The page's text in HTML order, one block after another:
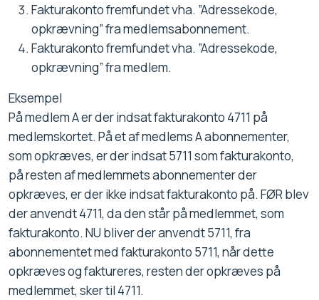
Fakturakonto fremfundet vha. ”Adressekode,
opkrævning” fra medlemsabonnement.
Fakturakonto fremfundet vha. ”Adressekode,
opkrævning” fra medlem.
Eksempel
På medlem A er der indsat fakturakonto 4711 på
medlemskortet. På et af medlems A abonnementer,
som opkræves, er der indsat 5711 som fakturakonto,
på resten af medlemmets abonnementer der
opkræves, er der ikke indsat fakturakonto på. FØR blev
der anvendt 4711, da den står på medlemmet, som
fakturakonto. NU bliver der anvendt 5711, fra
abonnementet med fakturakonto 5711, når dette
opkræves og faktureres, resten der opkræves på
medlemmet, sker til 4711.